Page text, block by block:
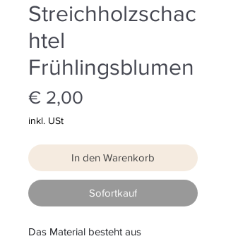
Streichholzschac
htel
Frühlingsblumen
€ 2,00
inkl. USt
In den Warenkorb
Sofortkauf
Das Material besteht aus